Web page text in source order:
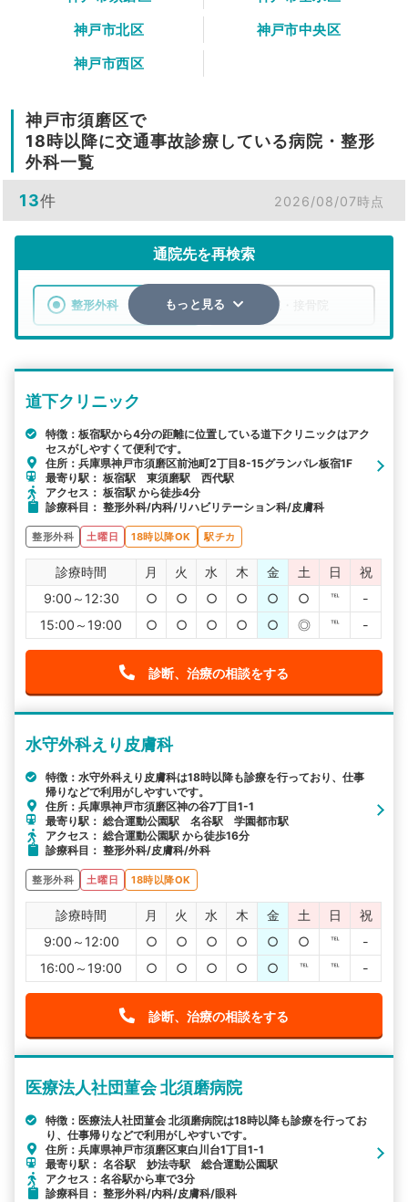
神戸市北区
神戸市中央区
神戸市西区
神戸市須磨区で
18時以降に交通事故診療している病院・整形
外科一覧
13件 2026/08/07時点
通院先を再検索
整形外科 整骨院・接骨院
詳細条件で絞り込む
その他の検索方法
もっと見る
道下クリニック
特徴：板宿駅から4分の距離に位置している道下クリニックはアク
セスがしやすくて便利です。
住所：兵庫県神戸市須磨区前池町2丁目8-15グランパレ板宿1F
最寄り駅： 板宿駅 東須磨駅 西代駅
アクセス： 板宿駅 から徒歩4分
診療科目： 整形外科/内科/リハビリテーション科/皮膚科
整形外科 土曜日 18時以降OK 駅チカ
診療時間 月 火 水 木 金 土 日
祝
9:00～12:30
○ ○ ○ ○ ○ ○ ℡
-
15:00～19:00
○ ○ ○ ○ ○ ◎ ℡ -
診断、治療の相談をする
水守外科えり皮膚科
特徴：水守外科えり皮膚科は18時以降も診療を行っており、仕事
帰りなどで利用がしやすいです。
住所：兵庫県神戸市須磨区神の谷7丁目1-1
最寄り駅： 総合運動公園駅 名谷駅 学園都市駅
アクセス： 総合運動公園駅 から徒歩16分
診療科目： 整形外科/皮膚科/外科
整形外科 土曜日 18時以降OK
診療時間 月 火 水 木 金 土 日
祝
9:00～12:00
○ ○ ○ ○ ○ ○ ℡
-
16:00～19:00
○ ○ ○ ○ ○ ℡ ℡ -
診断、治療の相談をする
医療法人社団菫会 北須磨病院
特徴：医療法人社団菫会 北須磨病院は18時以降も診療を行ってお
り、仕事帰りなどで利用がしやすいです。
住所：兵庫県神戸市須磨区東白川台1丁目1-1
最寄り駅： 名谷駅 妙法寺駅 総合運動公園駅
アクセス：名谷駅から車で3分
診療科目： 整形外科/内科/皮膚科/眼科